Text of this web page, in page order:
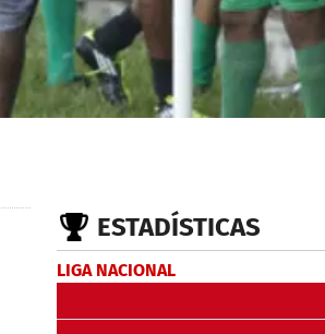
ESTADÍSTICAS
LIGA NACIONAL